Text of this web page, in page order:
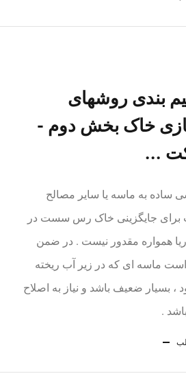
بندی روشهای
خاک بخش دوم -
...
ساده به ماسه یا سایر مصالح
برای جایگزینی خاک رس سست در
همواره مقدور نیست . در ضمن
ماسه ای که در زیر آب ریخته
، بسیار ضعیف باشد و نیاز به اصلاح
.